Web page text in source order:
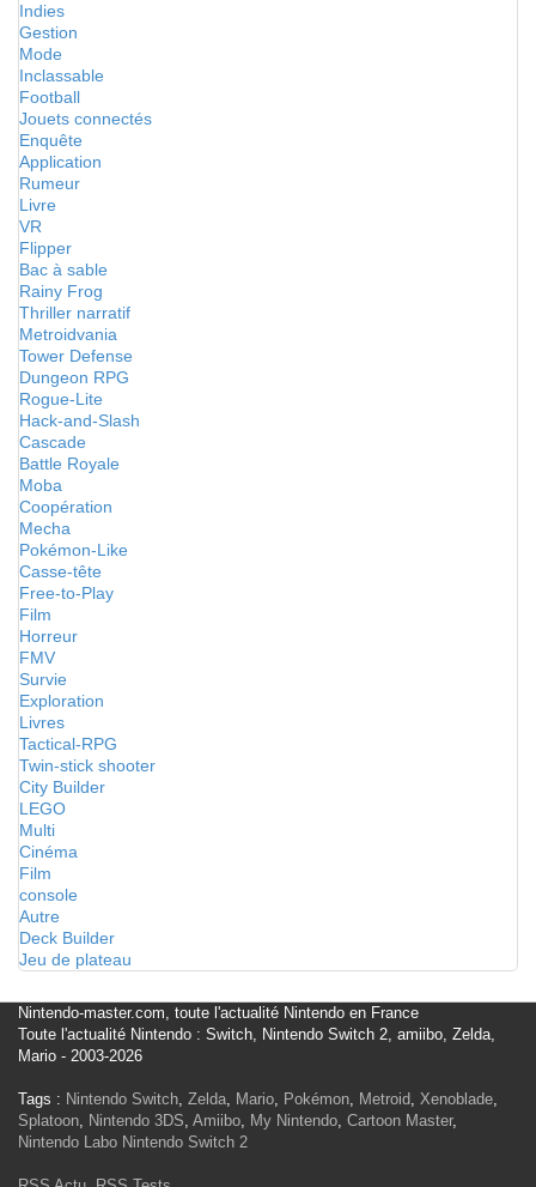
Indies
Gestion
Mode
Inclassable
Football
Jouets connectés
Enquête
Application
Rumeur
Livre
VR
Flipper
Bac à sable
Rainy Frog
Thriller narratif
Metroidvania
Tower Defense
Dungeon RPG
Rogue-Lite
Hack-and-Slash
Cascade
Battle Royale
Moba
Coopération
Mecha
Pokémon-Like
Casse-tête
Free-to-Play
Film
Horreur
FMV
Survie
Exploration
Livres
Tactical-RPG
Twin-stick shooter
City Builder
LEGO
Multi
Cinéma
Film
console
Autre
Deck Builder
Jeu de plateau
Nintendo-master.com, toute l'actualité Nintendo en France
Toute l'actualité Nintendo : Switch, Nintendo Switch 2, amiibo, Zelda,
Mario - 2003-2026
Tags : Nintendo Switch, Zelda, Mario, Pokémon, Metroid, Xenoblade,
Splatoon, Nintendo 3DS, Amiibo, My Nintendo, Cartoon Master,
Nintendo Labo Nintendo Switch 2